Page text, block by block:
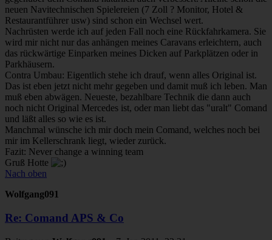
neuen Navitechnischen Spielereien (7 Zoll ? Monitor, Hotel &
Restaurantführer usw) sind schon ein Wechsel wert.
Nachrüsten werde ich auf jeden Fall noch eine Rückfahrkamera. Sie
wird mir nicht nur das anhängen meines Caravans erleichtern, auch
das rückwärtige Einparken meines Dicken auf Parkplätzen oder in
Parkhäusern.
Contra Umbau: Eigentlich stehe ich drauf, wenn alles Original ist.
Das ist eben jetzt nicht mehr gegeben und damit muß ich leben. Man
muß eben abwägen. Neueste, bezahlbare Technik die dann auch
noch nicht Original Mercedes ist, oder man liebt das "uralt" Comand
und läßt alles so wie es ist.
Manchmal wünsche ich mir doch mein Comand, welches noch bei
mir im Kellerschrank liegt, wieder zurück.
Fazit: Never change a winning team
Gruß Hotte
Nach oben
Wolfgang091
Re: Comand APS & Co